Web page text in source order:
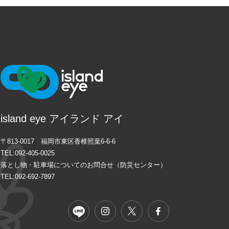
island eye アイランド アイ
〒813-0017 福岡市東区香椎照葉6-6-6
TEL:092-405-0025
落とし物・駐車場についてのお問合せ（防災センター）
TEL:092-692-7897